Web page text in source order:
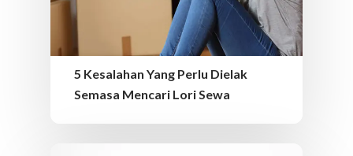
5 Kesalahan Yang Perlu Dielak
Semasa Mencari Lori Sewa